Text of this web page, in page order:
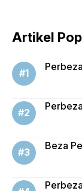
Artikel
Beza